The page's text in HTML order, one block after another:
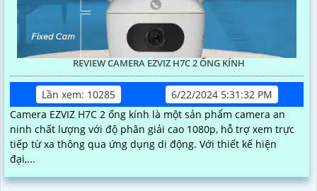
REVIEW CAMERA EZVIZ H7C 2 ỐNG KÍNH
Lần xem: 10285
6/22/2024 5:31:32 PM
Camera EZVIZ H7C 2 ống kính là một sản phẩm camera an
ninh chất lượng với độ phân giải cao 1080p, hỗ trợ xem trực
tiếp từ xa thông qua ứng dụng di động. Với thiết kế hiện
đại,...